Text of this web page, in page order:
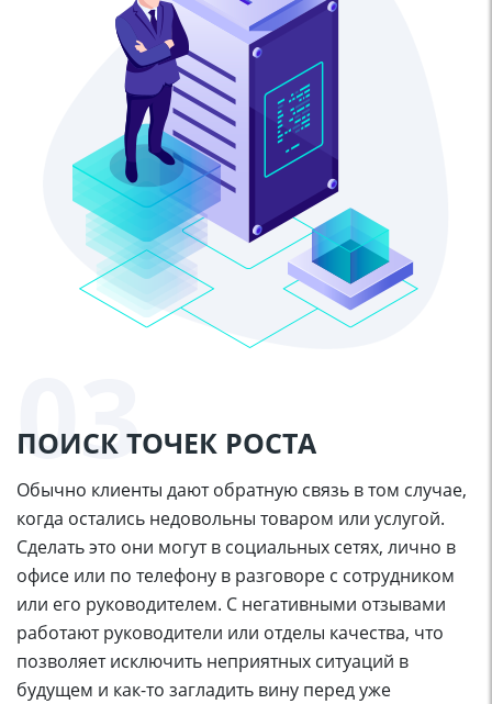
03
ПОИСК ТОЧЕК РОСТА
Обычно клиенты дают обратную связь в том случае,
когда остались недовольны товаром или услугой.
Сделать это они могут в социальных сетях, лично в
офисе или по телефону в разговоре с сотрудником
или его руководителем. С негативными отзывами
работают руководители или отделы качества, что
позволяет исключить неприятных ситуаций в
будущем и как-то загладить вину перед уже